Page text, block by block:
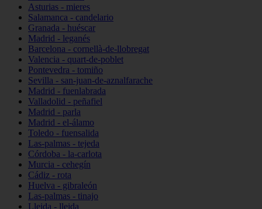
Asturias - mieres
Salamanca - candelario
Granada - huéscar
Madrid - leganés
Barcelona - cornellà-de-llobregat
Valencia - quart-de-poblet
Pontevedra - tomiño
Sevilla - san-juan-de-aznalfarache
Madrid - fuenlabrada
Valladolid - peñafiel
Madrid - parla
Madrid - el-álamo
Toledo - fuensalida
Las-palmas - tejeda
Córdoba - la-carlota
Murcia - cehegín
Cádiz - rota
Huelva - gibraleón
Las-palmas - tinajo
Lleida - lleida